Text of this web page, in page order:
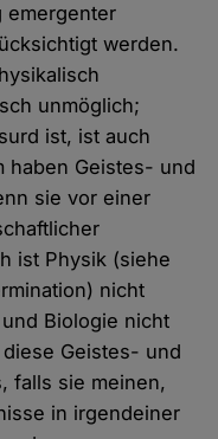
emergenter
werden.
unmöglich;
ist, ist auch
haben Geistes- und
sie vor einer
ist Physik (siehe
nicht
Biologie nicht
Geistes- und
falls sie meinen,
in irgendeiner